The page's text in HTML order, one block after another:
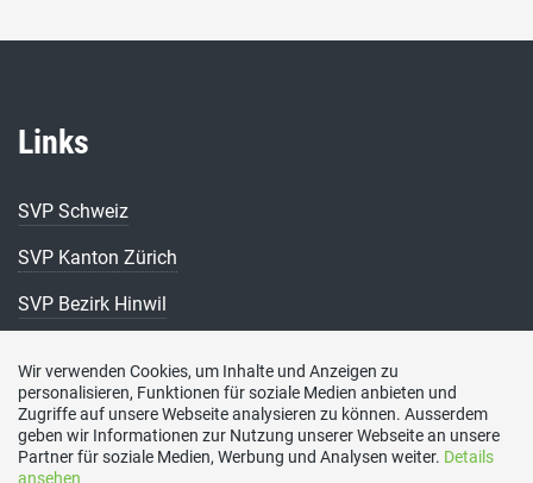
Links
SVP Schweiz
SVP Kanton Zürich
SVP Bezirk Hinwil
Kontakt
SVP Gossau ZH, Bergstrasse 12, 8625 Gossau
Social Media
Wir verwenden Cookies, um Inhalte und Anzeigen zu
personalisieren, Funktionen für soziale Medien anbieten und
Zugriffe auf unsere Webseite analysieren zu können. Ausserdem
geben wir Informationen zur Nutzung unserer Webseite an unsere
Partner für soziale Medien, Werbung und Analysen weiter. Details
ansehen